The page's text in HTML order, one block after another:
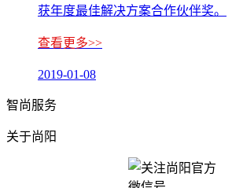
获年度最佳解决方案合作伙伴奖。
查看更多>>
2019-01-08
智尚服务
关于尚阳